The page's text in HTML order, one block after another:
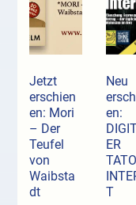
Jetzt
erschien
en: Mori
– Der
Teufel
von
Waibsta
dt
Neu
en:
ER
T